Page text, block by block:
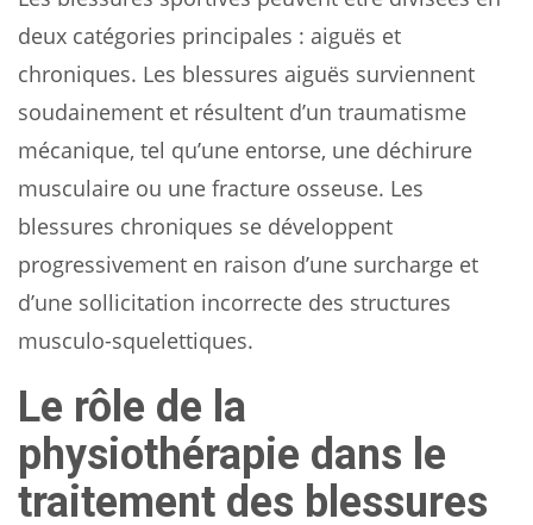
deux catégories principales : aiguës et
chroniques. Les blessures aiguës surviennent
soudainement et résultent d’un traumatisme
mécanique, tel qu’une entorse, une déchirure
musculaire ou une fracture osseuse. Les
blessures chroniques se développent
progressivement en raison d’une surcharge et
d’une sollicitation incorrecte des structures
musculo-squelettiques.
Le rôle de la
physiothérapie dans le
traitement des blessures